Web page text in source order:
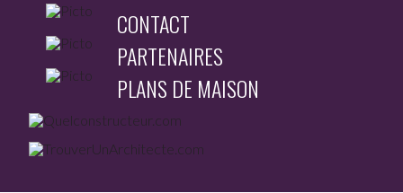
CONTACT
PARTENAIRES
PLANS DE MAISON